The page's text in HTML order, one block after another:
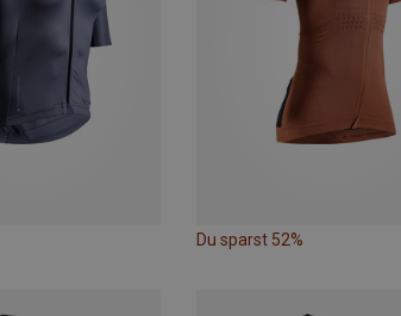
Du sparst 52%